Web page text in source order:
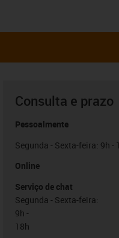
Consulta e prazo
Pessoalmente
Segunda - Sexta-feira: 9h -
Online
Serviço de chat
Segunda - Sexta-feira:
9h -
18h